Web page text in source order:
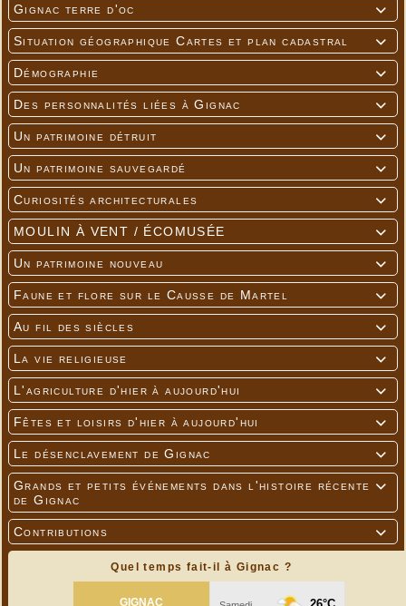

Gignac terre d'oc

Situation géographique Cartes et plan cadastral

Démographie

Des personnalités liées à Gignac

Un patrimoine détruit

Un patrimoine sauvegardé

Curiosités architecturales

MOULIN À VENT / ÉCOMUSÉE

Un patrimoine nouveau

Faune et flore sur le Causse de Martel

Au fil des siècles

La vie religieuse

L'agriculture d'hier à aujourd'hui

Fêtes et loisirs d'hier à aujourd'hui

Le désenclavement de Gignac

Grands et petits événements dans l'histoire récente
de Gignac

Contributions
Quel temps fait-il à Gignac ?